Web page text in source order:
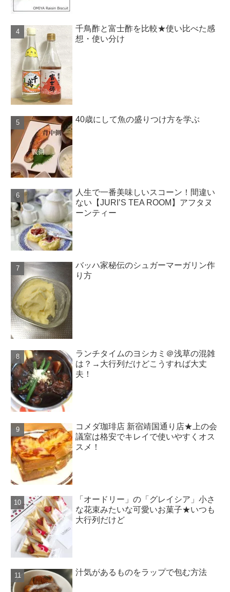
千鳥酢と富士酢を比較★使い比べた感
想・使い分け
40歳にして魚の盛りつけ方を学ぶ
人生で一番美味しいスコーン！間違い
ない【JURI’S TEA ROOM】アフタヌ
ーンティー
バッハ家秘伝のシュガーマーガリン作
り方
ランチタイムのヨシカミ＠浅草の混雑
は？→大行列だけどこうすれば大丈
夫！
コメダ珈琲店 新宿靖国通り店★上の会
議室は格安でキレイで使いやすくオス
スメ！
「オードリー」の「グレイシア」小さ
な花束みたいな可愛いお菓子★いつも
大行列だけど
汁気があるものをラップで包む方法